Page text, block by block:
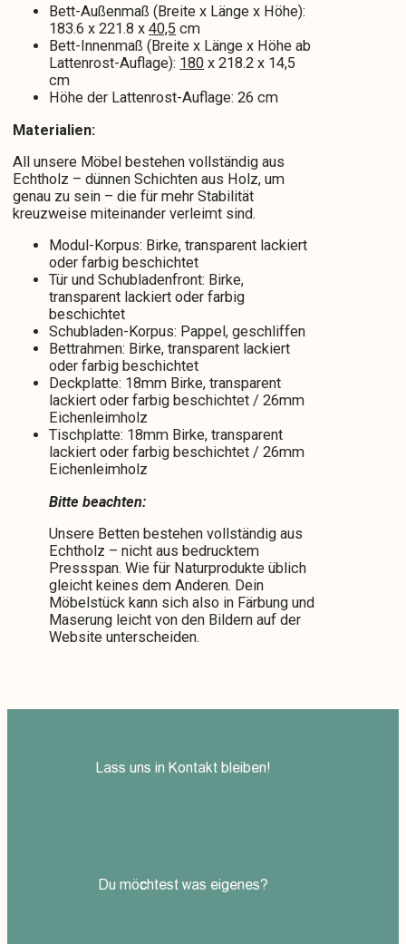
Bett-Außenmaß (Breite x Länge x Höhe):
183.6 x 221.8 x40,5 cm
Bett-Innenmaß (Breite x Länge x Höhe ab
Lattenrost-Auflage): 180 x 218.2 x 14,5
cm
Höhe der Lattenrost-Auflage: 26 cm
Materialien:
All unsere Möbel bestehen vollständig aus
Echtholz – dünnen Schichten aus Holz, um
genau zu sein – die für mehr Stabilität
kreuzweise miteinander verleimt sind.
Modul-Korpus: Birke, transparent lackiert
oder farbig beschichtet
Tür und Schubladenfront: Birke,
transparent lackiert oder farbig
beschichtet
Schubladen-Korpus: Pappel, geschliffen
Bettrahmen: Birke, transparent lackiert
oder farbig beschichtet
Deckplatte: 18mm Birke, transparent
lackiert oder farbig beschichtet / 26mm
Eichenleimholz
Tischplatte: 18mm Birke, transparent
lackiert oder farbig beschichtet / 26mm
Eichenleimholz
Bitte beachten:
Unsere Betten bestehen vollständig aus
Echtholz – nicht aus bedrucktem
Pressspan. Wie für Naturprodukte üblich
gleicht keines dem Anderen. Dein
Möbelstück kann sich also in Färbung und
Maserung leicht von den Bildern auf der
Website unterscheiden.
Lass uns in Kontakt bleiben!
Du möchtest was eigenes?